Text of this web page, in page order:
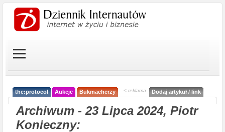
the:protocol Aukcje Bukmacherzy < reklama Dodaj artykuł / link
Archiwum - 23 Lipca 2024, Piotr
Konieczny: